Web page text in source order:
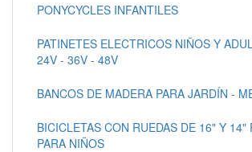
PONYCYCLES INFANTILES
PATINETES ELECTRICOS NIÑOS Y
24V - 36V - 48V
BANCOS DE MADERA PARA JARDÍN -
BICICLETAS CON RUEDAS DE 16" Y 14"
PARA NIÑOS